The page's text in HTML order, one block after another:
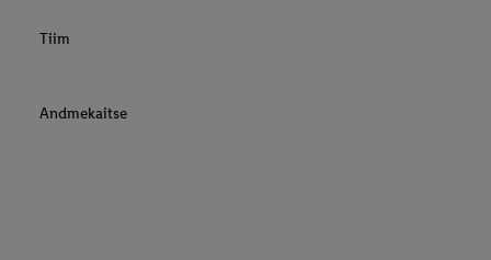
Tiim
Andmekaitse